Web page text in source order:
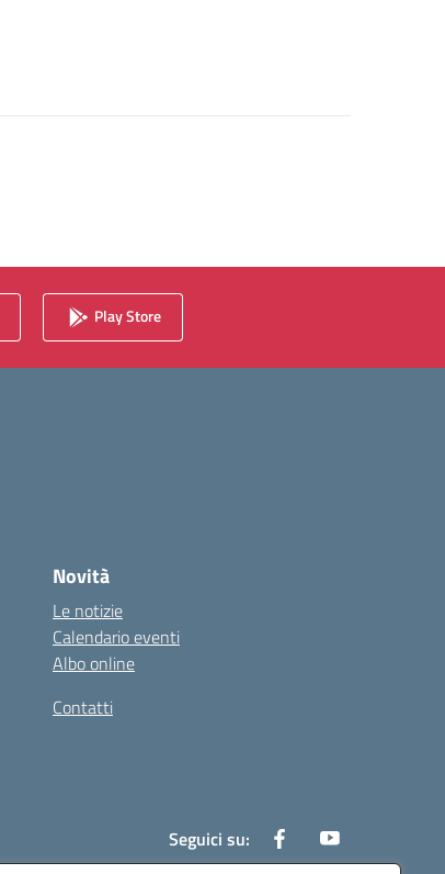
Play Store
Novità
Le notizie
Calendario eventi
Albo online
Contatti
Seguici su: